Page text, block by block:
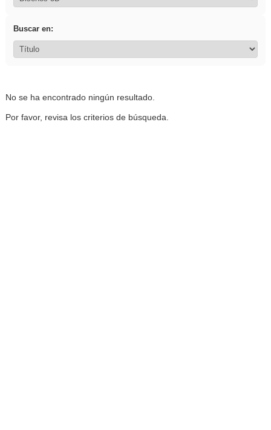
Buscar en:
No se ha encontrado ningún resultado.
Por favor, revisa los criterios de búsqueda.